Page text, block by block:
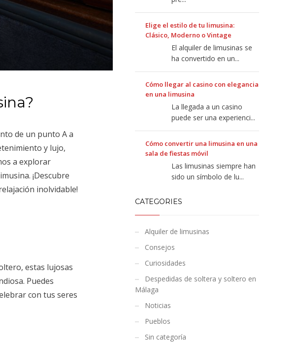
de un punto A a
y lujo,
a explorar
¡Descubre
inolvidable!
estas lujosas
Puedes
con tus seres
Elige el estilo de tu limusina:
Clásico, Moderno o Vintage
El alquiler de limusinas se
ha convertido en un...
Cómo llegar al casino con elegancia
en una limusina
La llegada a un casino
puede ser una experienci...
Cómo convertir una limusina en una
sala de fiestas móvil
Las limusinas siempre han
sido un símbolo de lu...
CATEGORIES
Alquiler de limusinas
Consejos
Curiosidades
Despedidas de soltera y soltero en
Málaga
Noticias
Pueblos
Sin categoría